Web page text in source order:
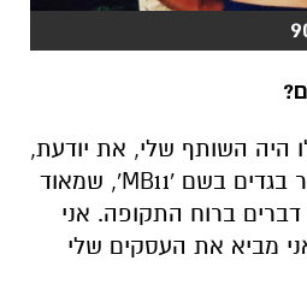
היה השותף שלי, את יודעת,
של חברת כובעים ויצור בגדים בשם 'MB11', שמאוד
ברוח התקופה. אני
מביא את העסקים שלי